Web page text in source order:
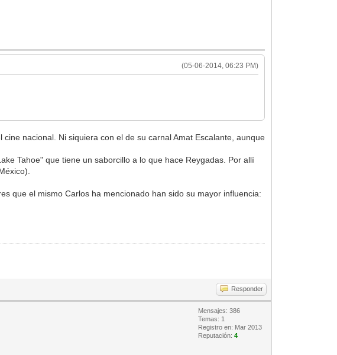
(05-06-2014, 06:23 PM)
nacional. Ni siquiera con el de su carnal Amat Escalante, aunque
Tahoe" que tiene un saborcillo a lo que hace Reygadas. Por allí
que el mismo Carlos ha mencionado han sido su mayor influencia:
Responder
Mensajes: 386
Temas: 1
Registro en: Mar 2013
Reputación:4